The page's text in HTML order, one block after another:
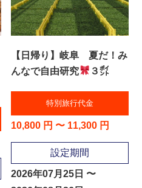
【日帰り】岐阜 夏だ！み
んなで自由研究
３㌽
特別旅行代金
10,800 円 〜 11,300 円
設定期間
2026年07月25日 〜